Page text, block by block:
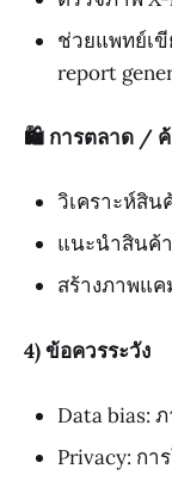
ช่วยแพทย์เ
report
🛍️ การตลาด /
วิเคราะห์สิ
แนะนำสินค้
สร้างภาพแ
4) ข้อควรระวัง
Data bias:
Privacy: กา